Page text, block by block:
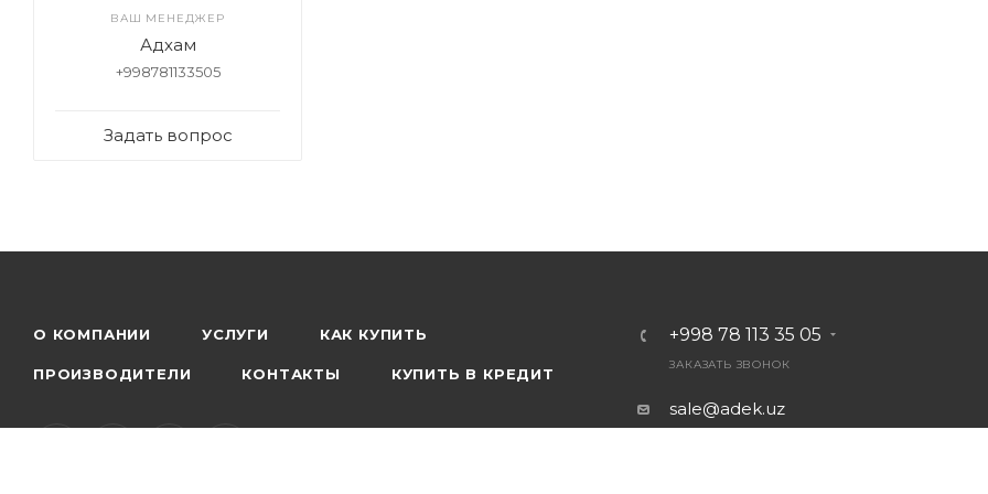
ВАШ МЕНЕДЖЕР
Адхам
+998781133505
Задать вопрос
О КОМПАНИИ УСЛУГИ КАК КУПИТЬ
ПРОИЗВОДИТЕЛИ КОНТАКТЫ КУПИТЬ В КРЕДИТ
+998 78 113 35 05
ЗАКАЗАТЬ ЗВОНОК
sale@adek.uz